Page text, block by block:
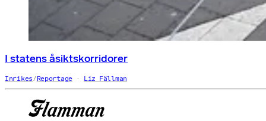
I statens åsiktskorridorer
Inrikes/Reportage Liz Fällman